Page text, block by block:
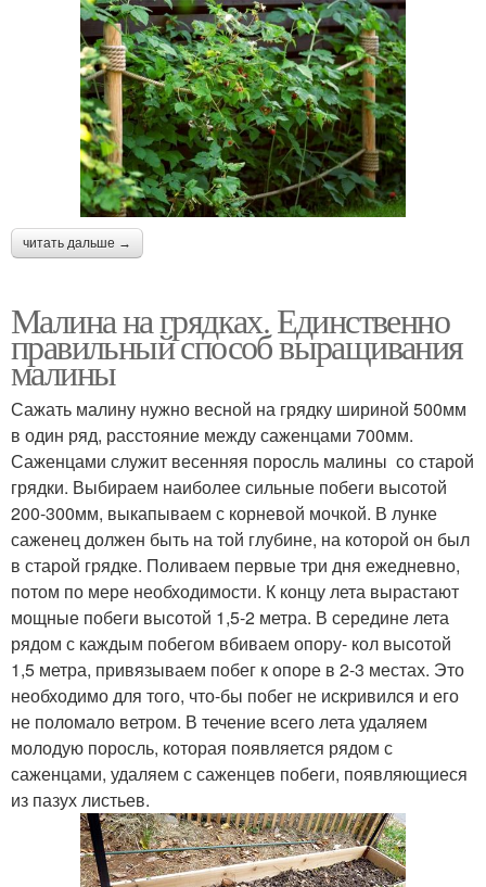
читать дальше →
Малина на грядках. Единственно
правильный способ выращивания
малины
Сажать малину нужно весной на грядку шириной 500мм
в один ряд, расстояние между саженцами 700мм.
Саженцами служит весенняя поросль малины со старой
грядки. Выбираем наиболее сильные побеги высотой
200-300мм, выкапываем с корневой мочкой. В лунке
саженец должен быть на той глубине, на которой он был
в старой грядке. Поливаем первые три дня ежедневно,
потом по мере необходимости. К концу лета вырастают
мощные побеги высотой 1,5-2 метра. В середине лета
рядом с каждым побегом вбиваем опору- кол высотой
1,5 метра, привязываем побег к опоре в 2-3 местах. Это
необходимо для того, что-бы побег не искривился и его
не поломало ветром. В течение всего лета удаляем
молодую поросль, которая появляется рядом с
саженцами, удаляем с саженцев побеги, появляющиеся
из пазух листьев.